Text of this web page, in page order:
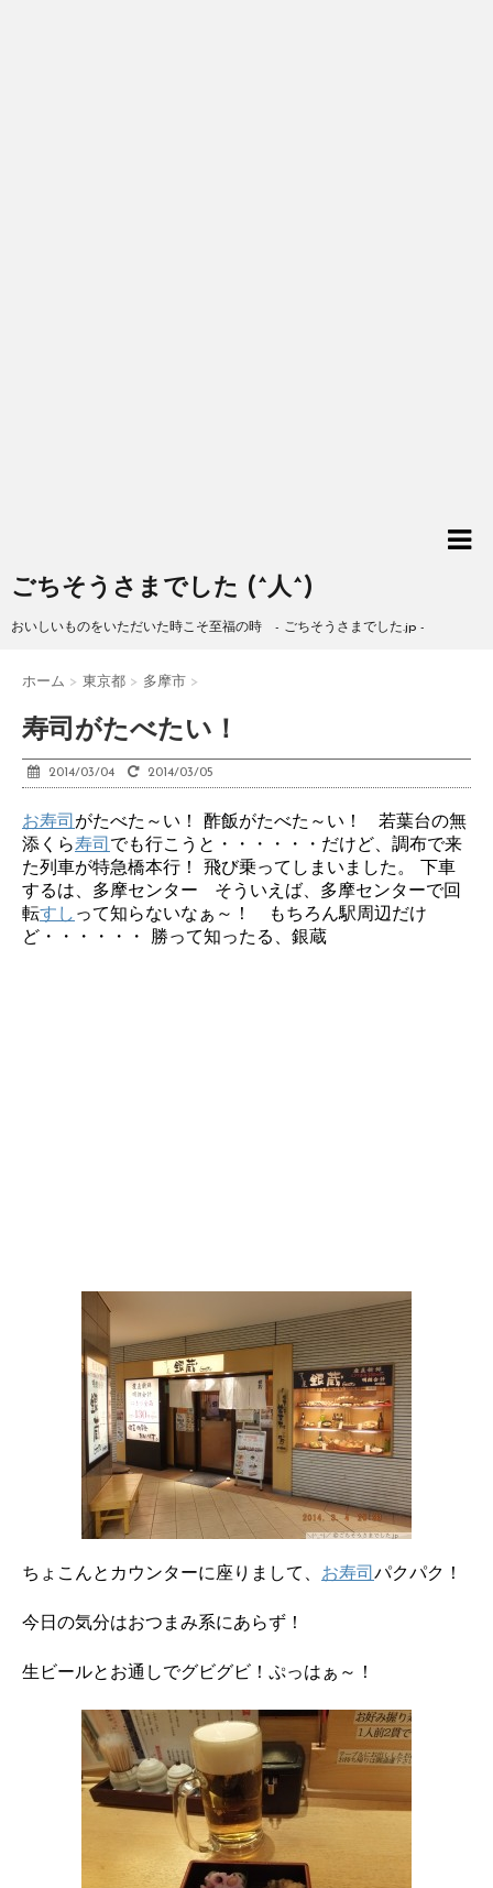
ごちそうさまでした (^人^)
おいしいものをいただいた時こそ至福の時 - ごちそうさまでした.jp -
ホーム > 東京都 > 多摩市 >
寿司がたべたい！
2014/03/04 2014/03/05
お寿司 がたべた～い！ 酢飯がたべた～い！ 若葉台の無
添くら寿司 でも行こうと・・・・・・だけど、調布で来
た列車が特急橋本行！ 飛び乗ってしまいました。 下車
するは、多摩センター そういえば、多摩センターで回
転すし って知らないなぁ～！ もちろん駅周辺だけ
ど・・・・・・ 勝って知ったる、銀蔵
ちょこんとカウンターに座りまして、 お寿司 パクパク！
今日の気分はおつまみ系にあらず！
生ビールとお通しでグビグビ！ぷっはぁ～！